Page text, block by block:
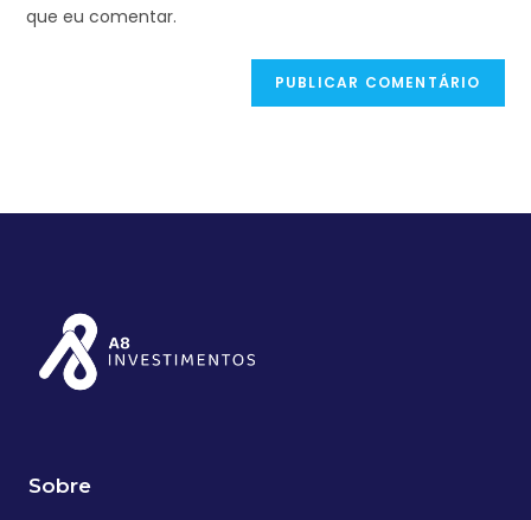
que eu comentar.
Sobre